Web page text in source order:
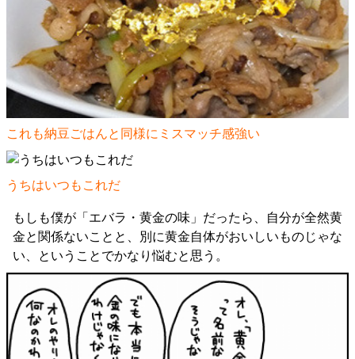
これも納豆ごはんと同様にミスマッチ感強い
うちはいつもこれだ
もしも僕が「エバラ・黄金の味」だったら、自分が全然黄
金と関係ないことと、別に黄金自体がおいしいものじゃな
い、ということでかなり悩むと思う。